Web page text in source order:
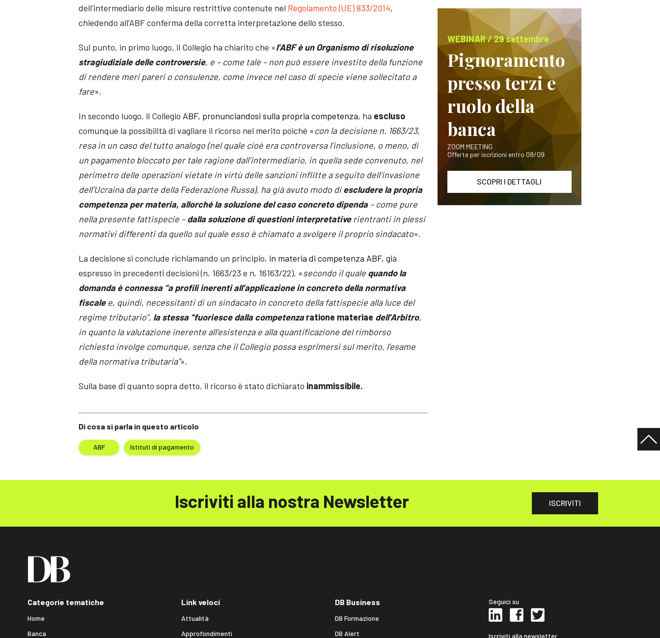
Di cosa si parla in questo articolo
ABF Istituti di pagamento
dell’intermediario delle misure restrittive contenute nel Regolamento (UE) 833/2014,
chiedendo all’ABF conferma della corretta interpretazione dello stesso.
Sul punto, in primo luogo, il Collegio ha chiarito che «l’ABF è un Organismo di risoluzione
stragiudiziale delle controversie, e – come tale – non può essere investito della funzione
di rendere meri pareri o consulenze, come invece nel caso di specie viene sollecitato a
fare».
In secondo luogo, il Collegio ABF, pronunciandosi sulla propria competenza, ha escluso
comunque la possibilità di vagliare il ricorso nel merito poiché «con la decisione n. 1663/23,
resa in un caso del tutto analogo (nel quale cioè era controversa l’inclusione, o meno, di
un pagamento bloccato per tale ragione dall’intermediario, in quella sede convenuto, nel
perimetro delle operazioni vietate in virtù delle sanzioni inflitte a seguito dell’invasione
dell’Ucraina da parte della Federazione Russa), ha già avuto modo diescludere la propria
competenza per materia, allorché la soluzione del caso concreto dipenda– come pure
nella presente fattispecie –dalla soluzione di questioni interpretativerientranti in plessi
normativi differenti da quello sul quale esso è chiamato a svolgere il proprio sindacato».
La decisione si conclude richiamando un principio, in materia di competenza ABF, già
espresso in precedenti decisioni (n. 1663/23 e n. 16163/22), «secondo il quale quando la
domanda è connessa “a profili inerenti all’applicazione in concreto della normativa
fiscalee, quindi, necessitanti di un sindacato in concreto della fattispecie alla luce del
regime tributario”, la stessa “fuoriesce dalla competenzaratione materiae dell’Arbitro,
in quanto la valutazione inerente all’esistenza e alla quantificazione del rimborso
richiesto involge comunque, senza che il Collegio possa esprimersi sul merito, l’esame
della normativa tributaria”».
Sulla base di quanto sopra detto, il ricorso è stato dichiarato inammissibile.
WEBINAR / 29 settembre
Pignoramento
presso terzi e
ruolo della
banca
ZOOM MEETING
Offerte per iscrizioni entro 08/09
SCOPRI I DETTAGLI
Iscriviti alla nostra Newsletter ISCRIVITI
Categorie tematiche
Home
Banca
Link veloci
Attualità
Approfondimenti
DB Business
DB Formazione
DB Alert
Seguici su
Iscriviti alla newsletter